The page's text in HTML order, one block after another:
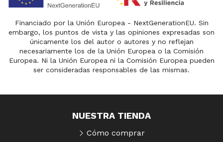
Financiado por la Unión Europea - NextGenerationEU. Sin
embargo, los puntos de vista y las opiniones expresadas son
únicamente los del autor o autores y no reflejan
necesariamente los de la Unión Europea o la Comisión
Europea. Ni la Unión Europea ni la Comisión Europea pueden
ser consideradas responsables de las mismas.
NUESTRA TIENDA
Cómo comprar